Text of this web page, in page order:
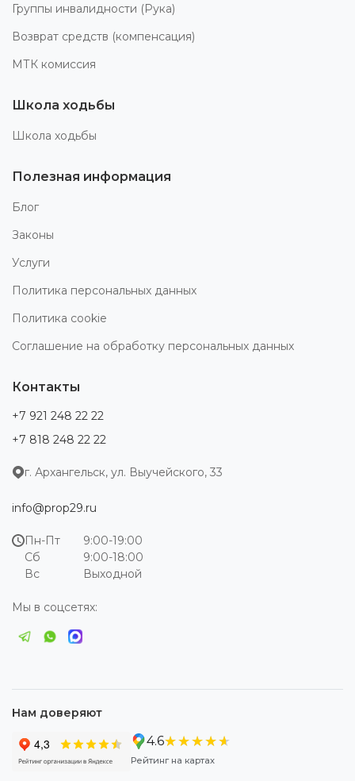
Группы инвалидности (Рука)
Возврат средств (компенсация)
МТК комиссия
Школа ходьбы
Школа ходьбы
Полезная информация
Блог
Законы
Услуги
Политика персональных данных
Политика cookie
Соглашение на обработку персональных данных
Контакты
+7 921 248 22 22
+7 818 248 22 22
г. Архангельск, ул. Выучейского, 33
info@prop29.ru
Пн-Пт
9:00-19:00
Сб
9:00-18:00
Вс
Выходной
Мы в соцсетях:
Нам доверяют
4.6★★★★★
★★★★★
Рейтинг на картах